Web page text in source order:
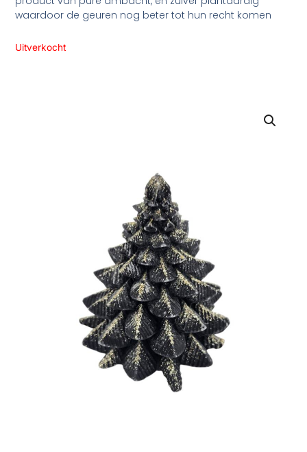
waardoor de geuren nog beter tot hun recht komen
Uitverkocht